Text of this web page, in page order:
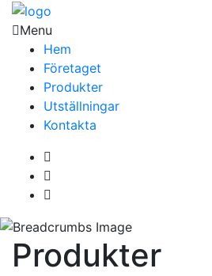
Menu
Hem
Företaget
Produkter
Utställningar
Kontakta
Produkter